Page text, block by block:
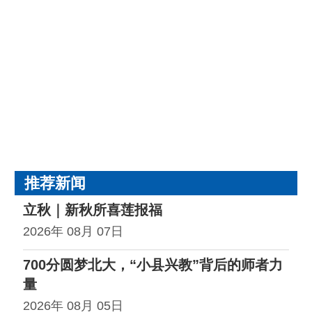
推荐新闻
立秋｜新秋所喜莲报福
2026年 08月 07日
700分圆梦北大，“小县兴教”背后的师者力
量
2026年 08月 05日